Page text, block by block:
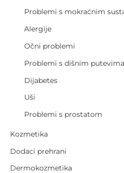
Problemi s mokraćnim
Alergije
Očni problemi
Problemi s dišnim putevima
Dijabetes
Uši
Problemi s prostatom
Kozmetika
Dodaci prehrani
Dermokozmetika